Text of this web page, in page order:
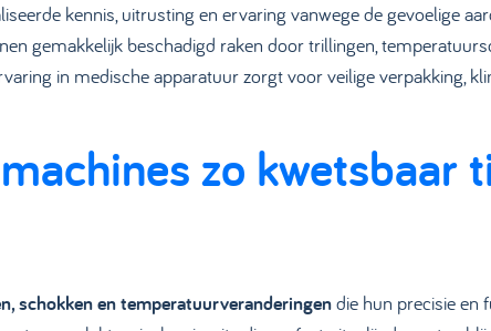
kennis, uitrusting en ervaring vanwege de gevoelige
gemakkelijk beschadigd raken door trillingen,
in medische apparatuur zorgt voor veilige verpakking,
zo kwetsbaar
schokken en temperatuurveranderingendie hun precisie en